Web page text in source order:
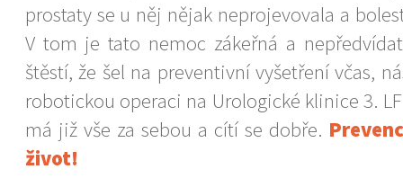
prostaty se u něj nějak neprojevovala a
V tom je tato nemoc zákeřná a
štěstí, že šel na preventivní vyšetření včas,
robotickou operaci na Urologické klinice 3.
má již vše za sebou a cítí se dobře.
život!